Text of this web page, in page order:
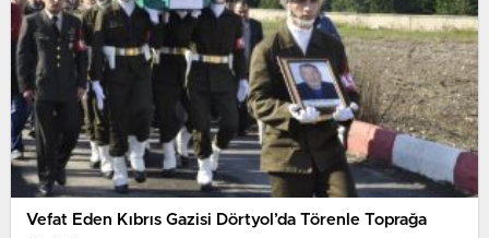
Vefat Eden Kıbrıs Gazisi Dörtyol’da Törenle Toprağa